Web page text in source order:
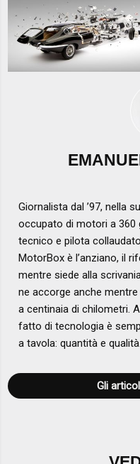
Giornalista dal ’97, nella
occupato di motori a 360
tecnico e pilota
MotorBox è l’anziano, il
mentre siede alla
ne accorge anche
a centinaia di chilometri.
fatto di tecnologia è
a tavola: quantità e qualità.
Gli